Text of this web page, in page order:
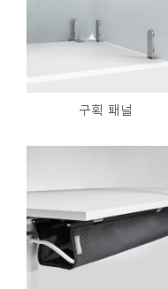
구획 패널